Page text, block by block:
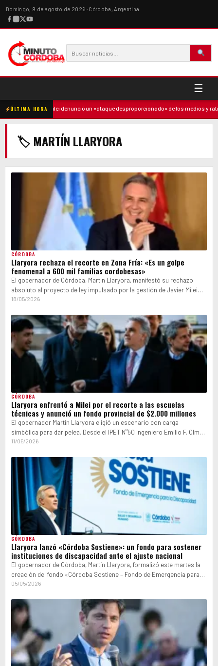
Domingo, 9 de agosto de 2026 · Córdoba, Argentina
☰
ÚLTIMA HORA
· Milei denunció un «ataque desproporcionado» de los medios y ratificó el
🏷 MARTÍN LLARYORA
CÓRDOBA
Llaryora rechaza el recorte en Zona Fría: «Es un golpe
fenomenal a 600 mil familias cordobesas»
El gobernador de Córdoba, Martín Llaryora, manifestó su rechazo
absoluto al proyecto de ley impulsado por la gestión de Javier Milei
que…
18/05/2026
CÓRDOBA
Llaryora enfrentó a Milei por el recorte a las escuelas
técnicas y anunció un fondo provincial de $2.000 millones
El gobernador Martín Llaryora eligió un escenario con carga
simbólica para dar pelea. Desde el IPET N°50 Ingeniero Emilio F. Olmos
de…
11/05/2026
CÓRDOBA
Llaryora lanzó «Córdoba Sostiene»: un fondo para sostener
instituciones de discapacidad ante el ajuste nacional
El gobernador de Córdoba, Martín Llaryora, formalizó este martes la
creación del fondo «Córdoba Sostiene – Fondo de Emergencia para
Discapacidad», dotado…
05/05/2026